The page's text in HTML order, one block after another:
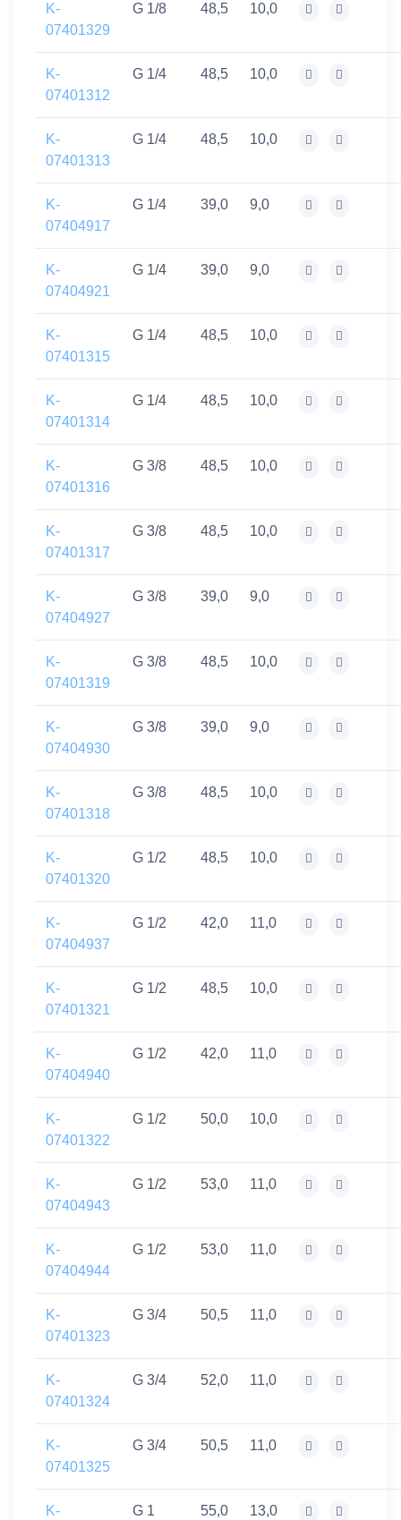
K-
07401329
G 1/8 48,5 10,0
K-
07401312
G 1/4 48,5 10,0
K-
07401313
G 1/4 48,5 10,0
K-
07404917
G 1/4 39,0 9,0
K-
07404921
G 1/4 39,0 9,0
K-
07401315
G 1/4 48,5 10,0
K-
07401314
G 1/4 48,5 10,0
K-
07401316
G 3/8 48,5 10,0
K-
07401317
G 3/8 48,5 10,0
K-
07404927
G 3/8 39,0 9,0
K-
07401319
G 3/8 48,5 10,0
K-
07404930
G 3/8 39,0 9,0
K-
07401318
G 3/8 48,5 10,0
K-
07401320
G 1/2 48,5 10,0
K-
07404937
G 1/2 42,0 11,0
K-
07401321
G 1/2 48,5 10,0
K-
07404940
G 1/2 42,0 11,0
K-
07401322
G 1/2 50,0 10,0
K-
07404943
G 1/2 53,0 11,0
K-
07404944
G 1/2 53,0 11,0
K-
07401323
G 3/4 50,5 11,0
K-
07401324
G 3/4 52,0 11,0
K-
07401325
G 3/4 50,5 11,0
K- G 1 55,0 13,0